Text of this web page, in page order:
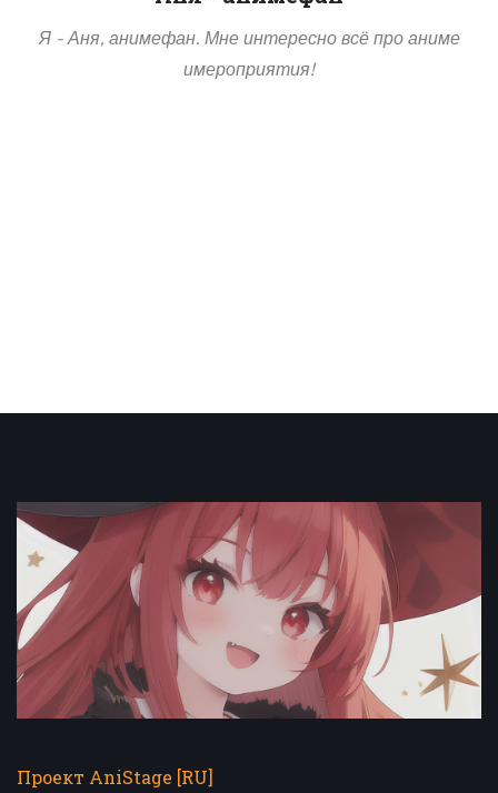
Я - Аня, анимефан. Мне интересно всё про аниме
имероприятия!
Проект AniStage [RU]